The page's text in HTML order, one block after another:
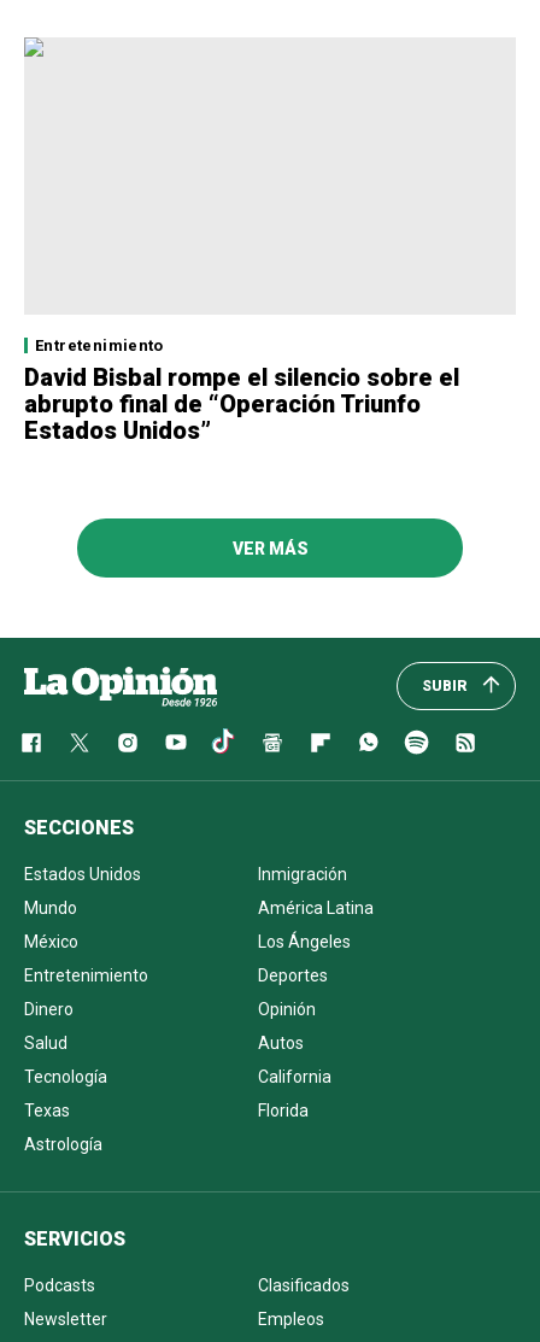
Entretenimiento
David Bisbal rompe el silencio sobre el
abrupto final de “Operación Triunfo
Estados Unidos”
VER MÁS
SUBIR
SECCIONES
Estados Unidos
Inmigración
Mundo
América Latina
México
Los Ángeles
Entretenimiento
Deportes
Dinero
Opinión
Salud
Autos
Tecnología
California
Texas
Florida
Astrología
SERVICIOS
Podcasts
Clasificados
Newsletter
Empleos